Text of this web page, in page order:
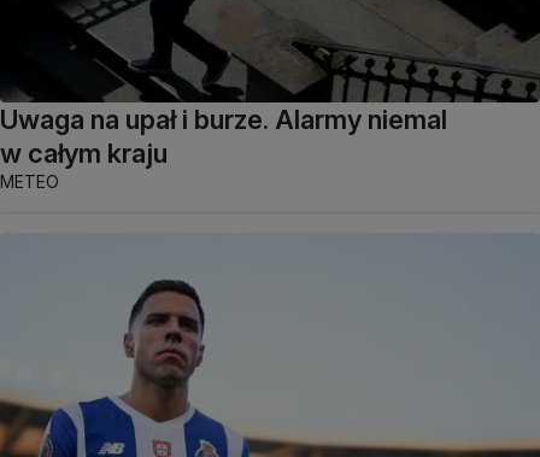
Uwaga na upał i burze. Alarmy niemal
w całym kraju
METEO